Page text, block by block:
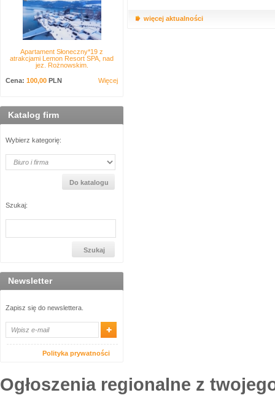
Apartament Słoneczny*19 z
atrakcjami Lemon Resort SPA, nad
jez. Rożnowskim.
Cena: 100,00 PLN Więcej
Katalog firm
Wybierz kategorię:
Szukaj:
Newsletter
Zapisz się do newslettera.
Polityka prywatności
więcej aktualności
Ogłoszenia regionalne z